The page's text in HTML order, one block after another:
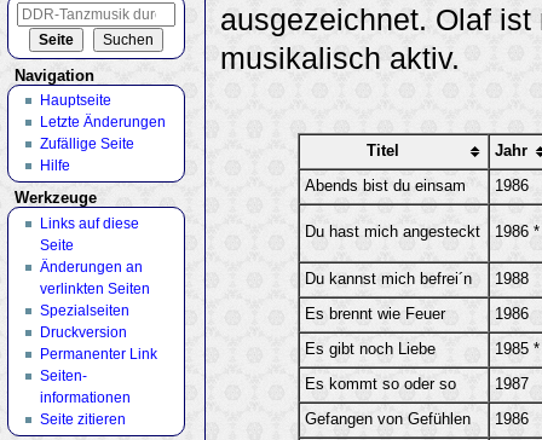
ausgezeichnet. Olaf
musikalisch aktiv.
Titel Jahr
Abends bist du einsam 1986
Du hast mich angesteckt 1986 *
Du kannst mich befrei´n 1988
Es brennt wie Feuer 1986
Es gibt noch Liebe 1985 *
Es kommt so oder so 1987
Gefangen von Gefühlen 1986
Navigation
Hauptseite
Letzte Änderungen
Zufällige Seite
Hilfe
Werkzeuge
Links auf diese
Seite
Änderungen an
verlinkten Seiten
Spezialseiten
Druckversion
Permanenter Link
Seiten­
informationen
Seite zitieren